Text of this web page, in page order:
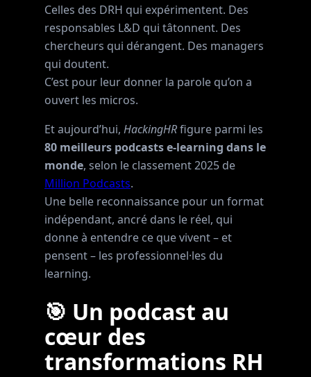
Celles des DRH qui expérimentent. Des
responsables L&D qui tâtonnent. Des
chercheurs qui dérangent. Des managers
qui doutent.
C’est pour leur donner la parole qu’on a
ouvert les micros.
Et aujourd’hui, HackingHRfigure parmi les
80 meilleurs podcasts e-learning dans le
monde, selon le classement 2025 de
Million Podcasts.
Une belle reconnaissance pour un format
indépendant, ancré dans le réel, qui
donne à entendre ce que vivent – et
pensent – les professionnel·les du
learning.
🎯 Un podcast au
cœur des
transformations RH